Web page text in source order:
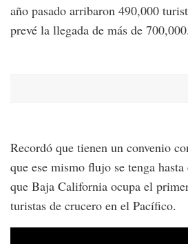
año pasado arribaron 490,000
prevé la llegada de más de 700,000.
Recordó que tienen un convenio
que ese mismo flujo se tenga
que Baja California ocupa el
turistas de crucero en el Pacífico.